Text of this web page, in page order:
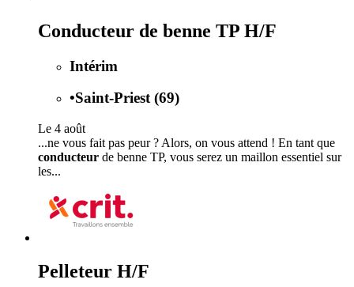
Conducteur de benne TP H/F
Intérim
•Saint-Priest (69)
Le 4 août
...ne vous fait pas peur ? Alors, on vous attend ! En tant que
conducteur de benne TP, vous serez un maillon essentiel sur
les...
Pelleteur H/F